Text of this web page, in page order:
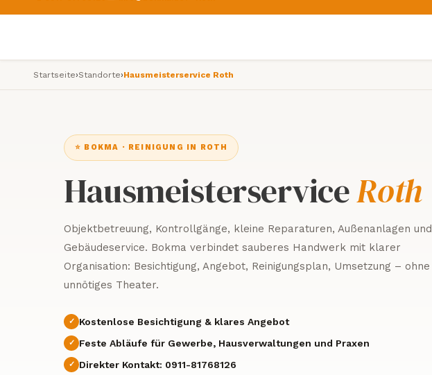
Startseite›Standorte›Hausmeisterservice Roth
⭐ BOKMA · REINIGUNG IN ROTH
HausmeisterserviceRoth
Objektbetreuung, Kontrollgänge, kleine Reparaturen, Außenanlagen und
Gebäudeservice. Bokma verbindet sauberes Handwerk mit klarer
Organisation: Besichtigung, Angebot, Reinigungsplan, Umsetzung – ohne
unnötiges Theater.
Kostenlose Besichtigung & klares Angebot
Feste Abläufe für Gewerbe, Hausverwaltungen und Praxen
Direkter Kontakt: 0911-81768126